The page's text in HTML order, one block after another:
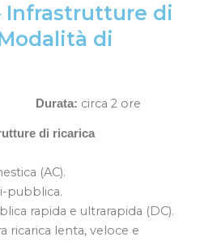
Infrastrutture di
di
Durata: circa 2 ore
di ricarica
(AC).
pubblica.
rapida e ultrarapida (DC).
ricarica lenta, veloce e